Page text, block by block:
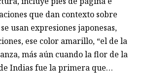
que dan contexto sobre
usan expresiones japonesas,
ese color amarillo, “el de la
más aún cuando la flor de la
Indias fue la primera que…